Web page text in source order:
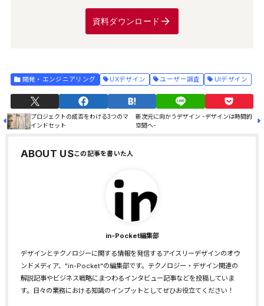
資料ダウンロード
開発・エンジニアリング UXデザイン ユーザー調査 UIデザイン
プロジェクトの成否をわける3つのマ
インドセット
新次元に向かうデザイン -デザインは時間的
空間へ-
ABOUT US
in-Pocket編集部
デザインとテクノロジーに関する情報を発信するアイスリーデザインのオウ
ンドメディア、"in-Pocket"の編集部です。テクノロジー・デザイン関連の
解説記事やビジネス戦略にまつわるインタビュー記事などを投稿していま
す。日々の業務における知識のインプットとしてぜひお役立てください！